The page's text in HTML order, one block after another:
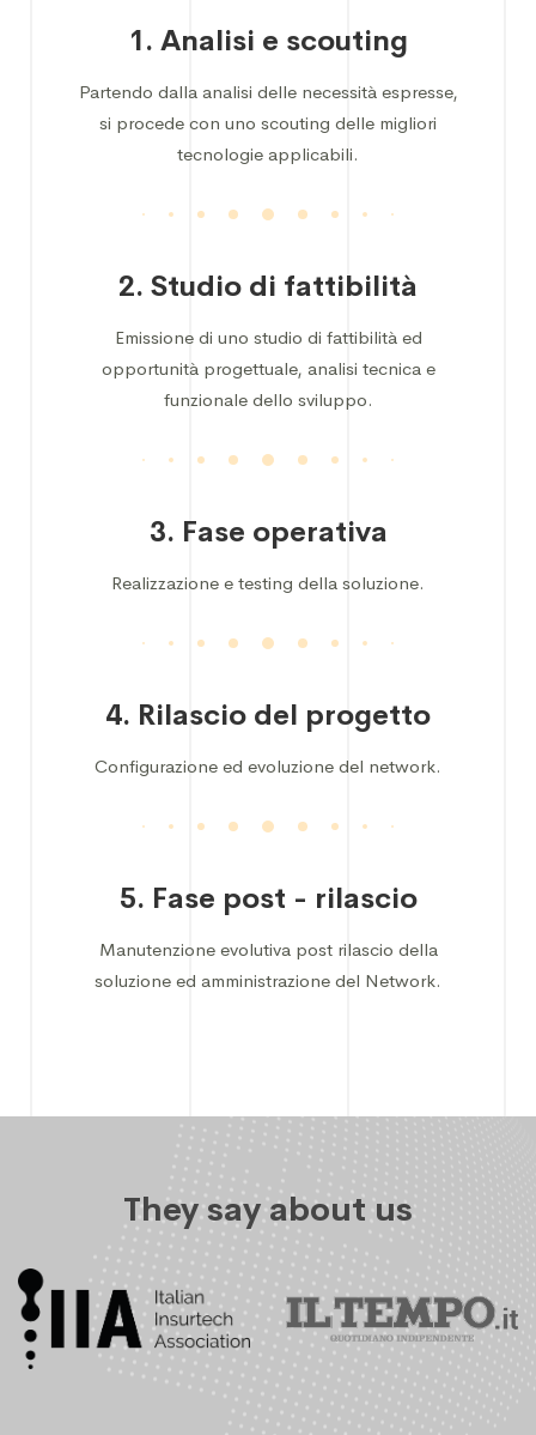
1. Analisi e scouting
Partendo dalla analisi delle necessità espresse,
si procede con uno scouting delle migliori
tecnologie applicabili.
2. Studio di fattibilità
Emissione di uno studio di fattibilità ed
opportunità progettuale, analisi tecnica e
funzionale dello sviluppo.
3. Fase operativa
Realizzazione e testing della soluzione.
4. Rilascio del progetto
Configurazione ed evoluzione del network.
5. Fase post - rilascio
Manutenzione evolutiva post rilascio della
soluzione ed amministrazione del Network.
They say about us